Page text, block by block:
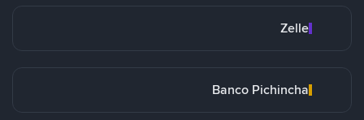
Zelle
Banco Pichincha